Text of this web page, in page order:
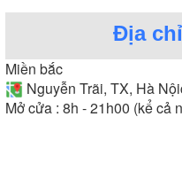
Địa
Miền bắc
Nguyễn Trãi, TX, Hà Nội
Mở cửa : 8h - 21h00 (kể cả